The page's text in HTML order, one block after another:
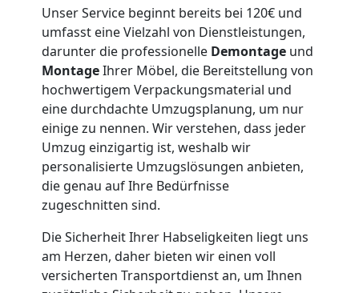
Unser Service beginnt bereits bei 120€ und
umfasst eine Vielzahl von Dienstleistungen,
darunter die professionelle Demontage und
MontageIhrer Möbel, die Bereitstellung von
hochwertigem Verpackungsmaterial und
eine durchdachte Umzugsplanung, um nur
einige zu nennen. Wir verstehen, dass jeder
Umzug einzigartig ist, weshalb wir
personalisierte Umzugslösungen anbieten,
die genau auf Ihre Bedürfnisse
zugeschnitten sind.
Die Sicherheit Ihrer Habseligkeiten liegt uns
am Herzen, daher bieten wir einen voll
versicherten Transportdienst an, um Ihnen
Wolfsberg
Kleintransport
Wolfsberg
Möbelmontage
Wolfsberg
Möbeltransport